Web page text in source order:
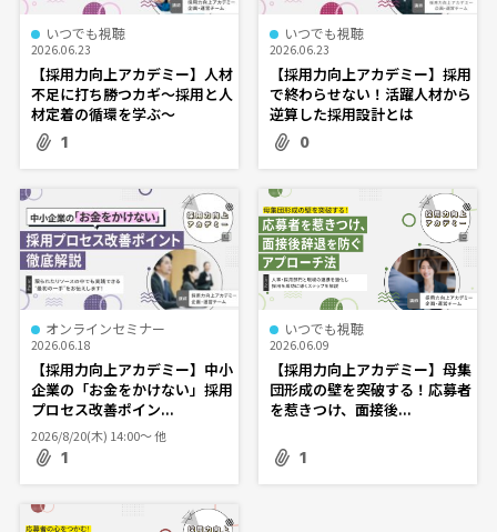
いつでも視聴
2026.06.23
【採用力向上アカデミー】人材
不足に打ち勝つカギ～採用と人
材定着の循環を学ぶ～
1
いつでも視聴
2026.06.23
【採用力向上アカデミー】採用
で終わらせない！活躍人材から
逆算した採用設計とは
0
オンラインセミナー
2026.06.18
【採用力向上アカデミー】中小
企業の「お金をかけない」採用
プロセス改善ポイン...
2026/8/20(木) 14:00〜 他
1
いつでも視聴
2026.06.09
【採用力向上アカデミー】母集
団形成の壁を突破する！応募者
を惹きつけ、面接後...
1